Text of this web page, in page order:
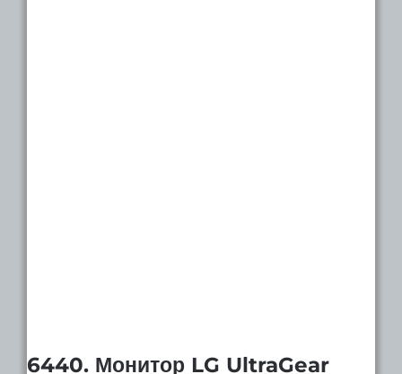
6440. Монитор LG UltraGear